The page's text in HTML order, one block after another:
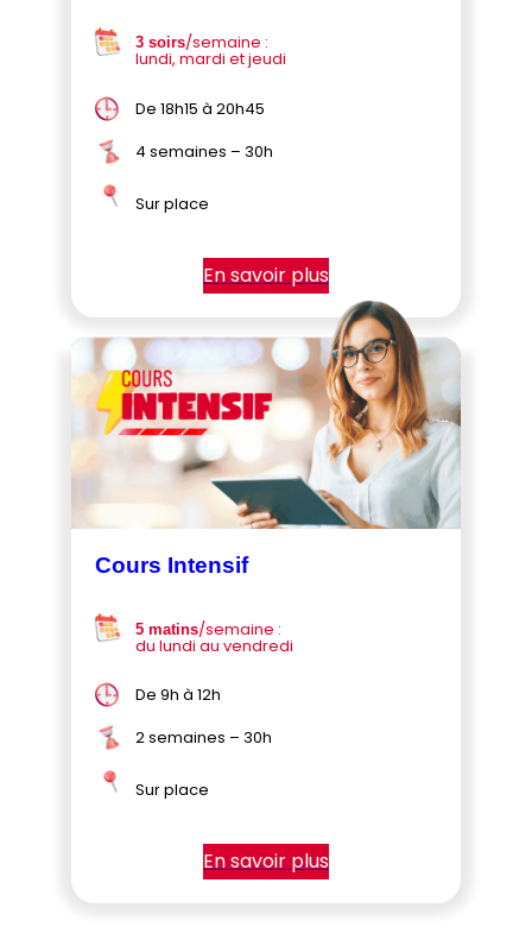
3 soirs/semaine :
lundi, mardi et jeudi
De 18h15 à 20h45
4 semaines – 30h
Sur place
En savoir plus
Cours Intensif
5 matins/semaine :
du lundi au vendredi
De 9h à 12h
2 semaines – 30h
Sur place
En savoir plus